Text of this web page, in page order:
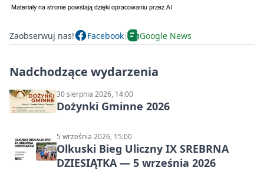
Zaobserwuj nas! Facebook Google News
Nadchodzące wydarzenia
30 sierpnia 2026, 14:00
Dożynki Gminne 2026
5 września 2026, 15:00
Olkuski Bieg Uliczny IX SREBRNA
DZIESIĄTKA — 5 września 2026